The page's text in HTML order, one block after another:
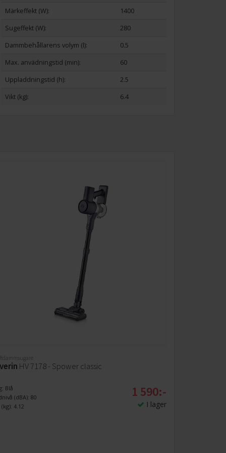
Märkeffekt (W):
1400
Sugeffekt (W):
280
Dammbehållarens volym (l):
0.5
Max. anvädningstid (min):
60
Uppladdningstid (h):
2.5
Vikt (kg):
6.4
HV 7178 - Spower classic
Blå
(dBA): 80
4.12
1 590:-
I lager